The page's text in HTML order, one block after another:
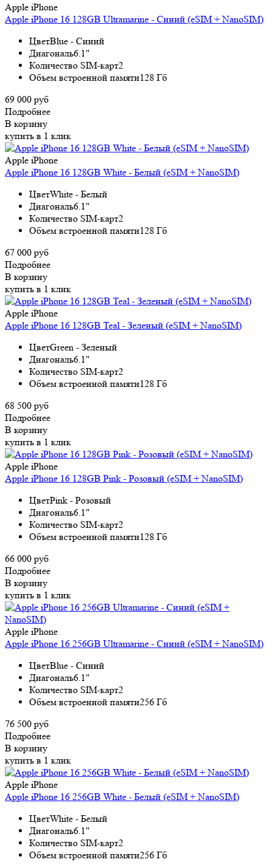
Apple iPhone
Apple iPhone 16 128GB Ultramarine - Синий (eSIM + NanoSIM)
ЦветBlue - Синий
Диагональ6.1"
Количество SIM-карт2
Объем встроенной памяти128 Гб
69 000 руб
Подробнее
В корзину
купить в 1 клик
Apple iPhone
Apple iPhone 16 128GB White - Белый (eSIM + NanoSIM)
ЦветWhite - Белый
Диагональ6.1"
Количество SIM-карт2
Объем встроенной памяти128 Гб
67 000 руб
Подробнее
В корзину
купить в 1 клик
Apple iPhone
Apple iPhone 16 128GB Teal - Зеленый (eSIM + NanoSIM)
ЦветGreen - Зеленый
Диагональ6.1"
Количество SIM-карт2
Объем встроенной памяти128 Гб
68 500 руб
Подробнее
В корзину
купить в 1 клик
Apple iPhone
Apple iPhone 16 128GB Pink - Розовый (eSIM + NanoSIM)
ЦветPink - Розовый
Диагональ6.1"
Количество SIM-карт2
Объем встроенной памяти128 Гб
66 000 руб
Подробнее
В корзину
купить в 1 клик
Apple iPhone
Apple iPhone 16 256GB Ultramarine - Синий (eSIM + NanoSIM)
ЦветBlue - Синий
Диагональ6.1"
Количество SIM-карт2
Объем встроенной памяти256 Гб
76 500 руб
Подробнее
В корзину
купить в 1 клик
Apple iPhone
Apple iPhone 16 256GB White - Белый (eSIM + NanoSIM)
ЦветWhite - Белый
Диагональ6.1"
Количество SIM-карт2
Объем встроенной памяти256 Гб